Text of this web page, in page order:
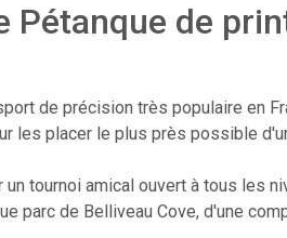
Pétanque de
de précision très populaire en
les placer le plus près possible
un tournoi amical ouvert à tous les
parc de Belliveau Cove, d'une